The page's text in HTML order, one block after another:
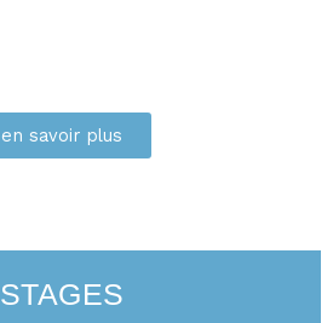
en savoir plus
STAGES